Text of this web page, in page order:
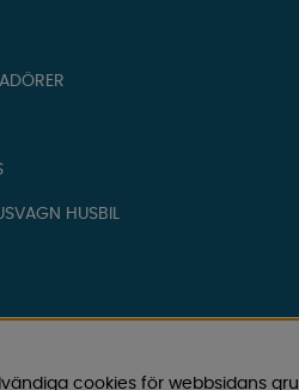
HUSBIL
cookies för webbsidans